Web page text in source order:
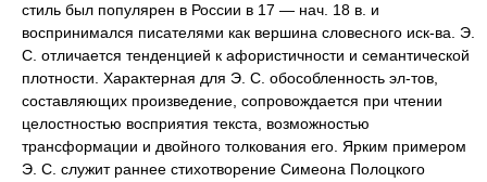
стиль был популярен в России в 17 — нач. 18 в. и
воспринимался писателями как вершина словесного иск-ва. Э.
С. отличается тенденцией к афористичности и семантической
плотности. Характерная для Э. С. обособленность эл-тов,
составляющих произведение, сопровождается при чтении
целостностью восприятия текста, возможностью
трансформации и двойного толкования его. Ярким примером
Э. С. служит раннее стихотворение Симеона Полоцкого